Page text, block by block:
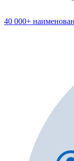
40 000+